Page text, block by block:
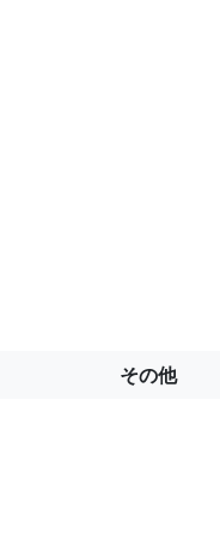
その他